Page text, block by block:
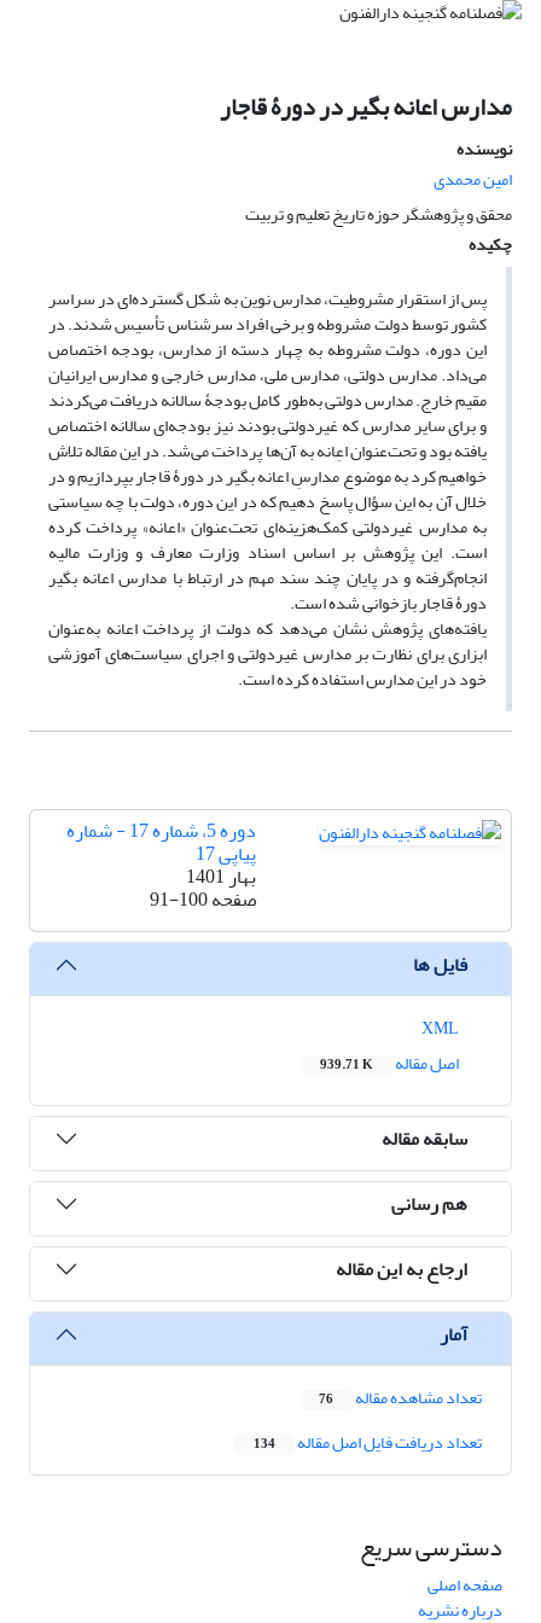
مدارس اعانه بگیر در دورۀ قاجار
نویسنده
امین محمدی
محقق و پژوهشگر حوزه تاریخ تعلیم و تربیت
چکیده
پس از استقرار مشروطیت، مدارس نوین به شکل گسترده‌ای در سراسر
کشور توسط دولت مشروطه و برخی افراد سرشناس تأسیس شدند. در
این دوره، دولت مشروطه به چهار دسته از مدارس، بودجه اختصاص
می‌داد. مدارس دولتی، مدارس ملی، مدارس خارجی و مدارس ایرانیان
مقیم خارج. مدارس دولتی به‌طور کامل بودجۀ سالانه دریافت می‌کردند
و برای سایر مدارس که غیردولتی بودند نیز بودجه‌ای سالانه اختصاص
یافته بود و تحت‌عنوان اعِانه به آن‌ها پرداخت می‌شد. در این مقاله تلاش
خواهیم کرد به موضوع مدارسِ اعانه بگیر در دورۀ قاجار بپردازیم و در
خلال آن به این سؤال پاسخ دهیم که در این دوره، دولت با چه سیاستی
به مدارس غیردولتی کمک‌هزینه‌ای تحت‌عنوان «اعانه» پرداخت کرده
است. این پژوهش بر اساس اسناد وزارت معارف و وزارت مالیه
انجام‌گرفته و در پایان چند سند مهم در ارتباط با مدارس اعانه بگیر
دورۀ قاجار بازخوانی شده است.
یافته‌های پژوهش نشان می‌دهد که دولت از پرداخت اعانه به‌عنوان
ابزاری برای نظارت بر مدارس غیردولتی و اجرای سیاست‌های آموزشی
خود در این مدارس استفاده کرده است.
دوره 5، شماره 17 - شماره
پیاپی 17
بهار 1401
صفحه91-100
فایل ها
اصل مقاله
939.71 K
سابقه مقاله
هم رسانی
ارجاع به این مقاله
آمار
تعداد مشاهده مقاله 76
تعداد دریافت فایل اصل مقاله 134
دسترسی سریع
صفحه اصلی
درباره نشریه